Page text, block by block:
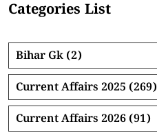
Categories List
Bihar Gk (2)
Current Affairs 2025 (269)
Current Affairs 2026 (91)